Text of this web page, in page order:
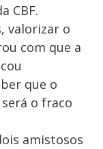
CBF.
valorizar o
com que a
que o
o fraco
amistosos